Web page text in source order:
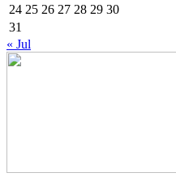
24 25 26 27 28 29 30
31
« Jul